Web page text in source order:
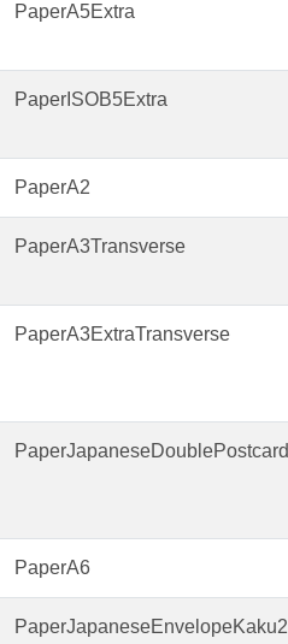
PaperA5Extra
PaperISOB5Extra
PaperA2
PaperA3Transverse
PaperA3ExtraTransverse
PaperJapaneseDoublePostcard
PaperA6
PaperJapaneseEnvelopeKaku2